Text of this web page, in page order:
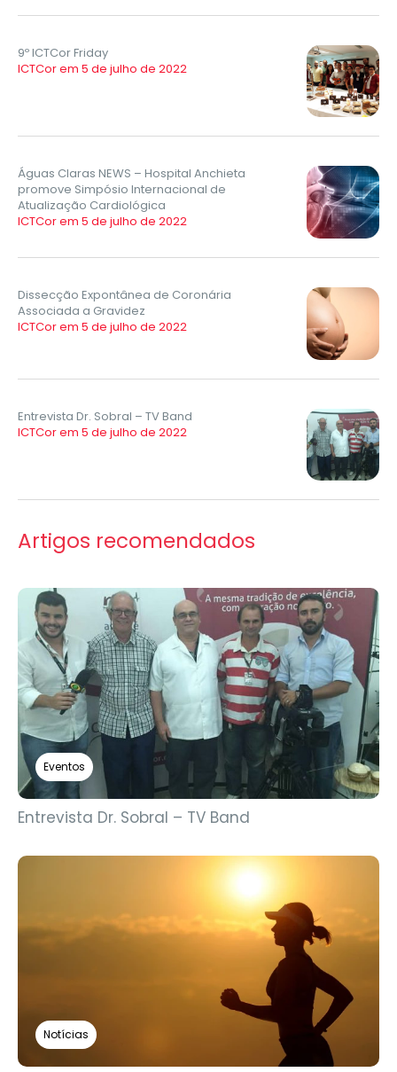
9º ICTCor Friday
ICTCor em 5 de julho de 2022
Águas Claras NEWS – Hospital Anchieta
promove Simpósio Internacional de
Atualização Cardiológica
ICTCor em 5 de julho de 2022
Dissecção Expontânea de Coronária
Associada a Gravidez
ICTCor em 5 de julho de 2022
Entrevista Dr. Sobral – TV Band
ICTCor em 5 de julho de 2022
Artigos recomendados
Eventos
Entrevista Dr. Sobral – TV Band
Notícias